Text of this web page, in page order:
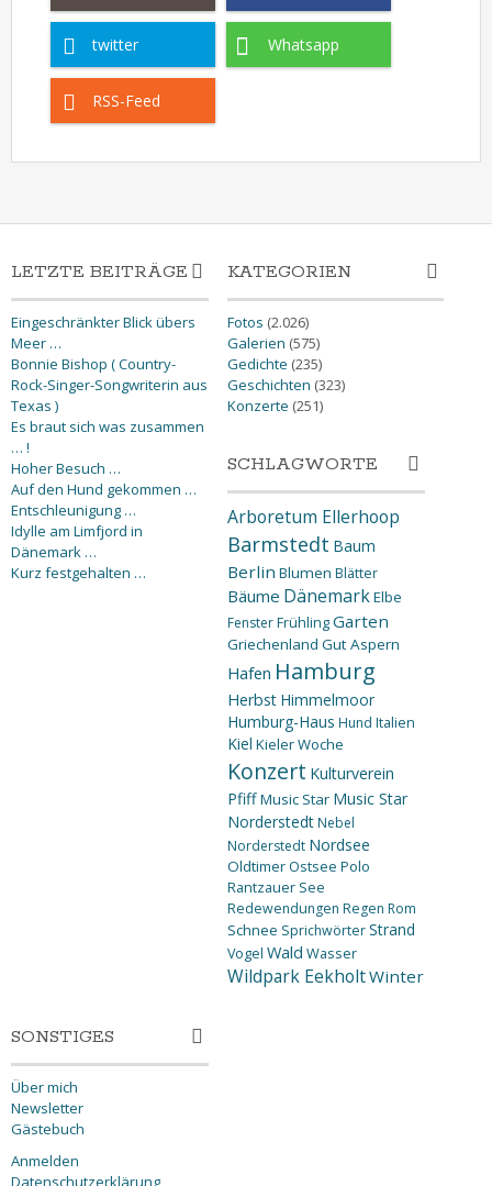
twitter Whatsapp
RSS-Feed
LETZTE BEITRÄGE
Eingeschränkter Blick übers
Meer …
Bonnie Bishop ( Country-
Rock-Singer-Songwriterin aus
Texas )
Es braut sich was zusammen
… !
Hoher Besuch …
Auf den Hund gekommen …
Entschleunigung …
Idylle am Limfjord in
Dänemark …
Kurz festgehalten …
KATEGORIEN
Fotos (2.026)
Galerien (575)
Gedichte (235)
Geschichten (323)
Konzerte (251)
SCHLAGWORTE
Arboretum Ellerhoop
Barmstedt Baum
Berlin Blumen Blätter
Bäume DänemarkElbe
FensterFrühlingGarten
Griechenland Gut Aspern
Hafen Hamburg
Herbst Himmelmoor
Humburg-Haus Hund Italien
Kiel Kieler Woche
Konzert Kulturverein
PfiffMusic Star Music Star
Norderstedt Nebel
Norderstedt Nordsee
OldtimerOstsee Polo
Rantzauer See
Redewendungen Regen Rom
Schnee SprichwörterStrand
Vogel Wald Wasser
Wildpark EekholtWinter
SONSTIGES
Über mich
Newsletter
Gästebuch
Anmelden
Datenschutzerklärung